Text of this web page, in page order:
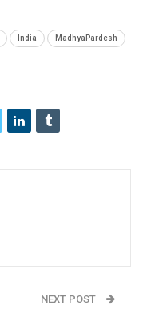
India MadhyaPardesh
NEXT POST